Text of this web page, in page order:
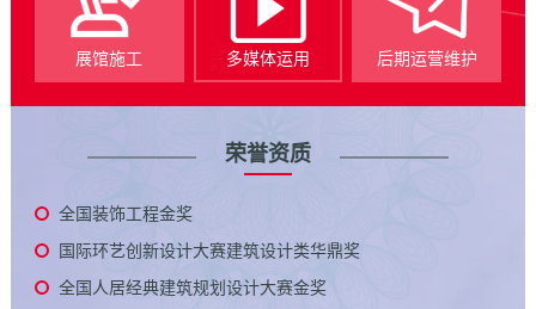
展馆施工 多媒体运用 后期运营维护
荣誉资质
全国装饰工程金奖
国际环艺创新设计大赛建筑设计类华鼎奖
全国人居经典建筑规划设计大赛金奖